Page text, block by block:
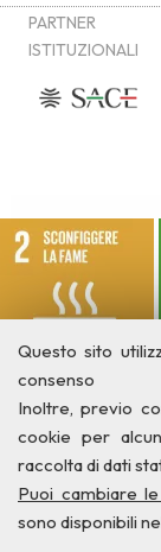
Questo sito
consenso
Inoltre, previo
cookie per
raccolta di dati
Puoi cambiare
sono disponibili